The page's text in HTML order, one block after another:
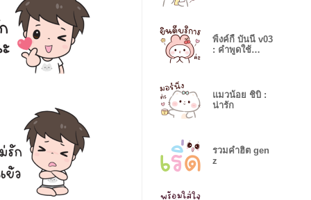
พิ้งค์กี้ บันนี่ v03
: คำพูดใช้
แมวน้อย ชิบิ :
น่ารัก
รวมคำฮิต gen
z